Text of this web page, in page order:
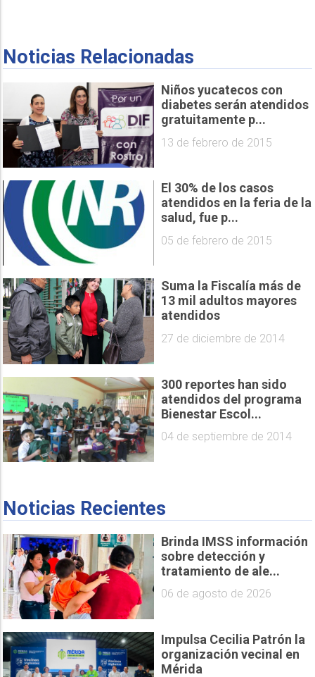
Noticias Relacionadas
Niños yucatecos con
diabetes serán atendidos
gratuitamente p...
13 de febrero de 2015
El 30% de los casos
atendidos en la feria de la
salud, fue p...
05 de febrero de 2015
Suma la Fiscalía más de
13 mil adultos mayores
atendidos
27 de diciembre de 2014
300 reportes han sido
atendidos del programa
Bienestar Escol...
04 de septiembre de 2014
Noticias Recientes
Brinda IMSS información
sobre detección y
tratamiento de ale...
06 de agosto de 2026
Impulsa Cecilia Patrón la
organización vecinal en
Mérida